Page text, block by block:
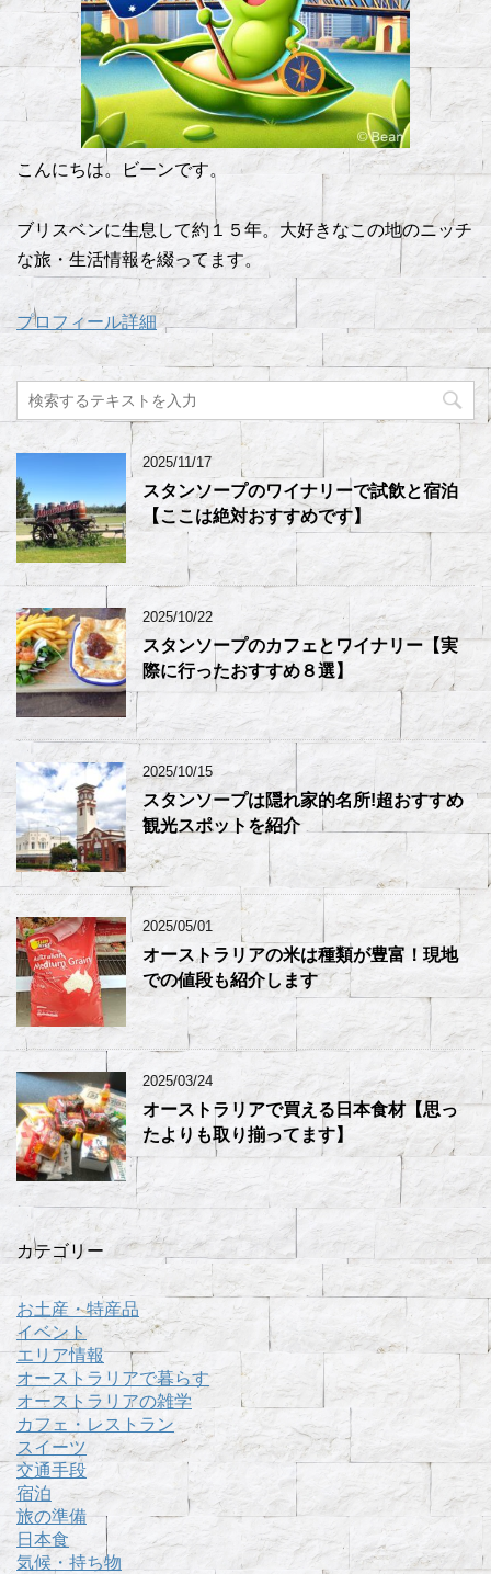
こんにちは。ビーンです。
ブリスベンに生息して約１５年。大好きなこの地のニッチ
な旅・生活情報を綴ってます。
プロフィール詳細
2025/11/17
スタンソープのワイナリーで試飲と宿泊
【ここは絶対おすすめです】
2025/10/22
スタンソープのカフェとワイナリー【実
際に行ったおすすめ８選】
2025/10/15
スタンソープは隠れ家的名所!超おすすめ
観光スポットを紹介
2025/05/01
オーストラリアの米は種類が豊富！現地
での値段も紹介します
2025/03/24
オーストラリアで買える日本食材【思っ
たよりも取り揃ってます】
カテゴリー
お土産・特産品
イベント
エリア情報
オーストラリアで暮らす
オーストラリアの雑学
カフェ・レストラン
スイーツ
交通手段
宿泊
旅の準備
日本食
気候・持ち物